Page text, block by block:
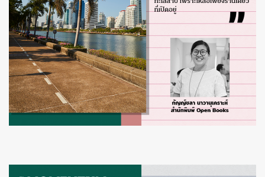
ค้นหา
SHARE TWEET LINE EMAIL